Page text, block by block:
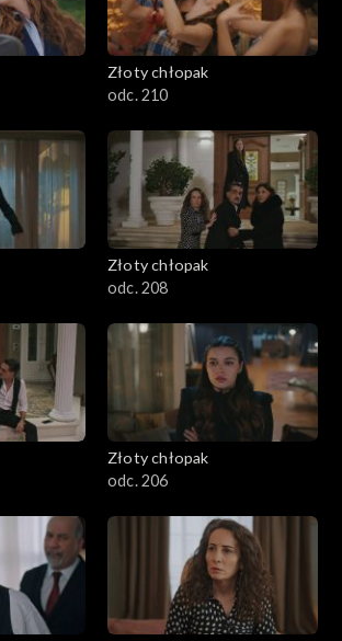
Złoty chłopak
odc. 210
Złoty chłopak
odc. 208
Złoty chłopak
odc. 206